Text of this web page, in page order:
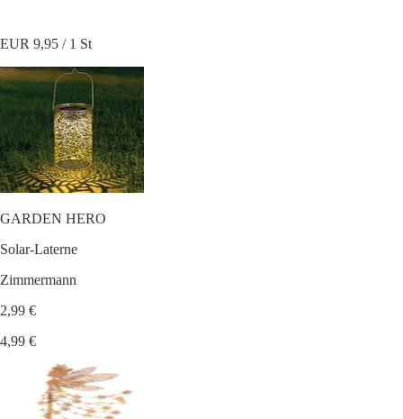
EUR 9,95 / 1 St
GARDEN HERO
Solar-Laterne
Zimmermann
2,99 €
4,99 €